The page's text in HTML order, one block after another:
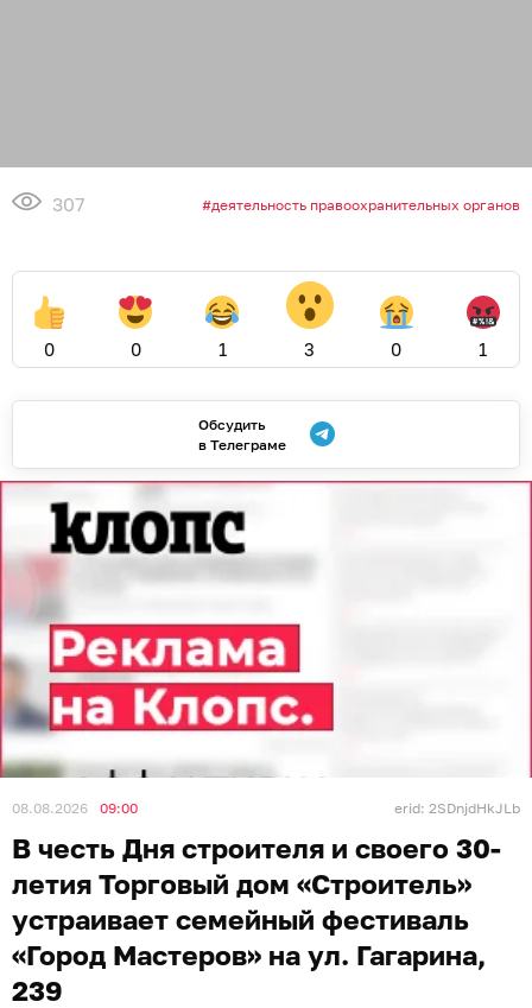
307 деятельность правоохранительных органов
0 0 1 3 0 1
Обсудить
в Телеграме
08.08.2026 09:00 erid: 2SDnjdHkJLb
В честь Дня строителя и своего 30-
летия Торговый дом «Строитель»
устраивает семейный фестиваль
«Город Мастеров» на ул. Гагарина,
239